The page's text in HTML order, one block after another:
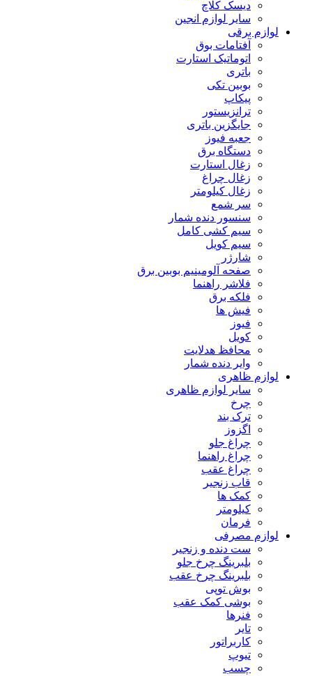
دیسک کلاچ
سایر لوازم انجین
لوازم برقی
آفتامات بوق
اتوماتیک استارت
باتری
بوبین تکی
پیکاپ
ترانزیستور
جایگزین باتری
جعبه فیوز
دستگاه برق
زغال استارت
زغال چراغ
زغال کیلومتر
سر شمع
سنسور دنده شمار
سیم کشی کامل
سیم کویل
شارژر
صفحه آلومینیم بوبین برق
فلاشر راهنما
فلکه برق
فیش ها
فیوز
کویل
محافظ هدلایت
وایر دنده شمار
لوازم ظاهری
سایر لوازم ظاهری
چرخ
ترک بند
اگزوز
چراغ جلو
چراغ راهنما
چراغ عقب
قاب زنجیر
کمک ها
کیلومتر
فرمان
لوازم مصرفی
ست دنده و زنجیر
بلبرینگ چرخ جلو
بلبرینگ چرخ عقب
بوش توپی
بوشی کمک عقب
فنرها
تایر
کاربراتور
تیوپ
چسب